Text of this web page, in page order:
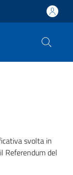
svolta in
Referendum del